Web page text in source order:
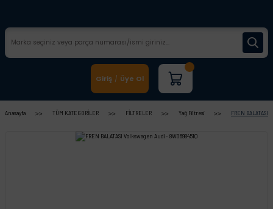
Giriş / Üye Ol
Anasayfa TÜM KATEGORİLER FİLTRELER Yağ Filtresi FREN BALATASI